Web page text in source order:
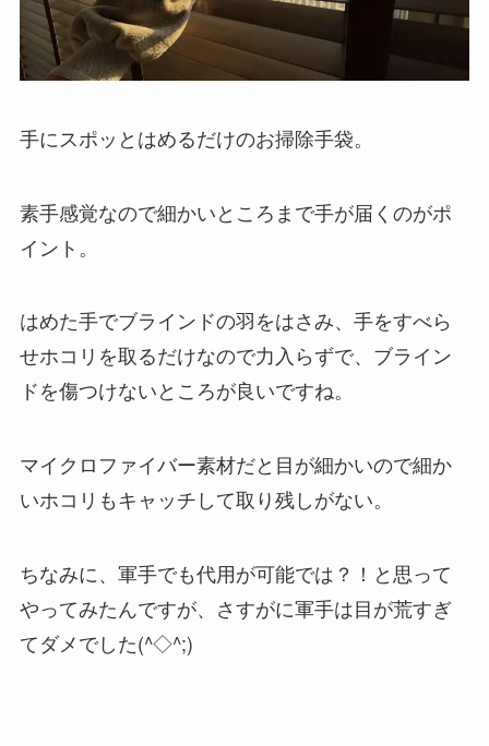
手にスポッとはめるだけのお掃除手袋。
素手感覚なので細かいところまで手が届くのがポ
イント。
はめた手でブラインドの羽をはさみ、手をすべら
せホコリを取るだけなので力入らずで、ブライン
ドを傷つけないところが良いですね。
マイクロファイバー素材だと目が細かいので細か
いホコリもキャッチして取り残しがない。
ちなみに、軍手でも代用が可能では？！と思って
やってみたんですが、さすがに軍手は目が荒すぎ
てダメでした(^◇^;)